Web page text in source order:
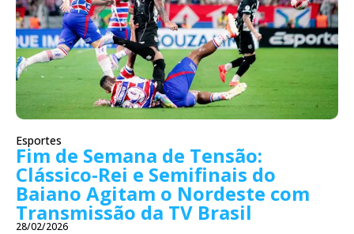
Esportes
Fim de Semana de Tensão:
Clássico-Rei e Semifinais do
Baiano Agitam o Nordeste com
Transmissão da TV Brasil
28/02/2026